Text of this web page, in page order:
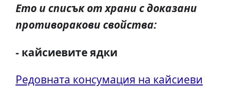
Ето и списък от храни с доказани
противоракови свойства:
- кайсиевите ядки
Редовната консумация на кайсиеви